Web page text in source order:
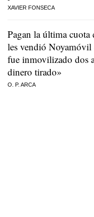
XAVIER FONSECA
Pagan la última
les vendió
fue inmovilizado dos
dinero tirado»
O. P. ARCA